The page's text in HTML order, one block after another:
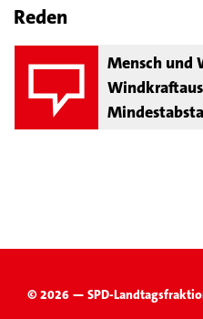
Reden
Mensch und
© 2026 — SPD-